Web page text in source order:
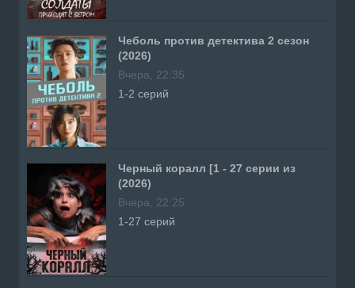
Чеболь против детектива 2 сезон
(2026)
Вчера, 22:35
1-2 серий
Черный коралл [1 - 27 серии из
(2026)
Вчера, 22:25
1-27 серий